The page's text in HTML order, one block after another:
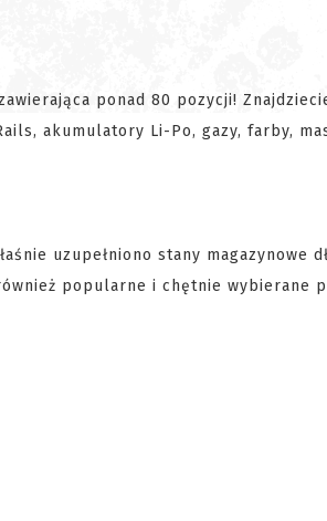
ponad 80 pozycji!
akumulatory Li-Po, gazy, farby,
uzupełniono stany magazynowe
popularne i chętnie wybierane